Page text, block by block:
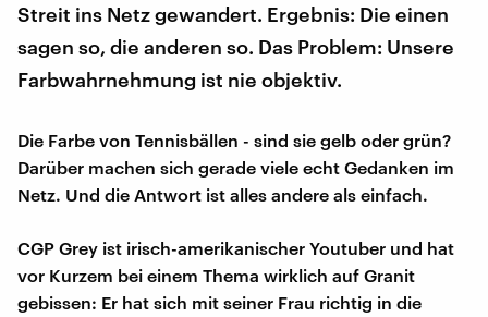
Streit ins Netz gewandert. Ergebnis: Die einen
sagen so, die anderen so. Das Problem: Unsere
Farbwahrnehmung ist nie objektiv.
Die Farbe von Tennisbällen - sind sie gelb oder grün?
Darüber machen sich gerade viele echt Gedanken im
Netz. Und die Antwort ist alles andere als einfach.
CGP Grey ist irisch-amerikanischer Youtuber und hat
vor Kurzem bei einem Thema wirklich auf Granit
gebissen: Er hat sich mit seiner Frau richtig in die